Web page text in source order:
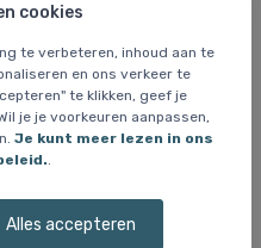
cookies
te verbeteren, inhoud aan te
en ons verkeer te
te klikken, geef je
je je voorkeuren aanpassen,
Je kunt meer lezen in ons
Alles accepteren